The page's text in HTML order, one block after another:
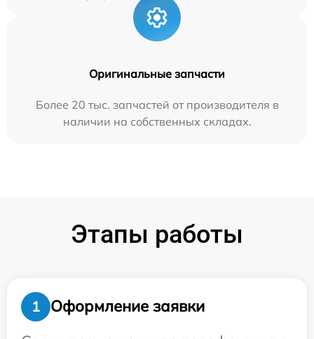
Оригинальные запчасти
Более 20 тыс. запчастей от производителя в
наличии на собственных складах.
Этапы работы
1
Оформление заявки